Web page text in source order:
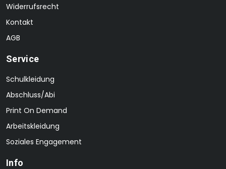
Widerrufsrecht
Kontakt
AGB
Service
Schulkleidung
Abschluss/Abi
Print On Demand
Arbeitskleidung
Soziales Engagement
Info